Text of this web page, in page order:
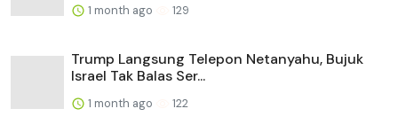
1 month ago 129
Trump Langsung Telepon Netanyahu, Bujuk
Israel Tak Balas Ser...
1 month ago 122